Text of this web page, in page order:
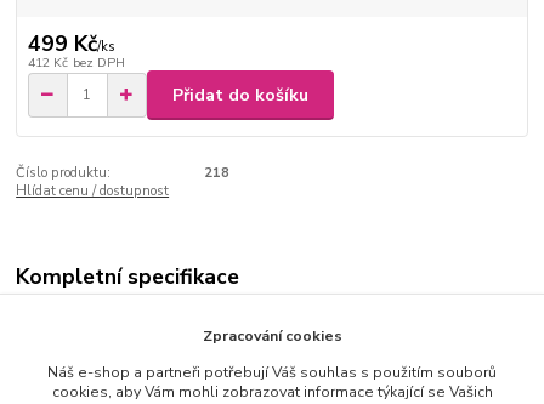
499 Kč/ks
412 Kč bez DPH
Přidat do košíku
Číslo produktu:
218
Hlídat cenu / dostupnost
Kompletní specifikace
Propletené lesklou nitkou
Zpracování cookies
Náš e-shop a partneři potřebují Váš souhlas s použitím souborů
cookies, aby Vám mohli zobrazovat informace týkající se Vašich